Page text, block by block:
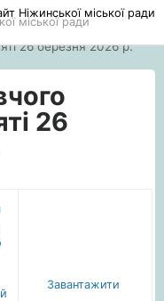
міської ради
26 березня 2026 р.
26
Завантажити